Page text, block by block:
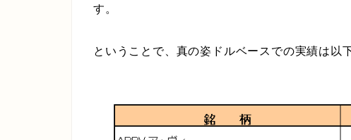
す。
ということで、真の姿ドルベースでの実績は以